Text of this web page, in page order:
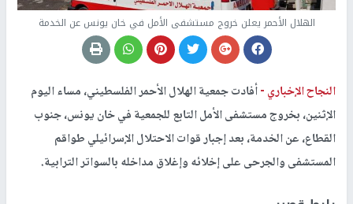
الهلال الأحمر يعلن خروج مستشفى الأمل في خان يونس عن الخدمة
النجاح الإخباري -أفادت جمعية الهلال الأحمر الفلسطيني، مساء اليوم
الإثنين، بخروج مستشفى الأمل التابع للجمعية في خان يونس، جنوب
القطاع، عن الخدمة، بعد إجبار قوات الاحتلال الإسرائيلي طواقم
المستشفى والجرحى على إخلائه وإغلاق مداخله بالسواتر الترابية.